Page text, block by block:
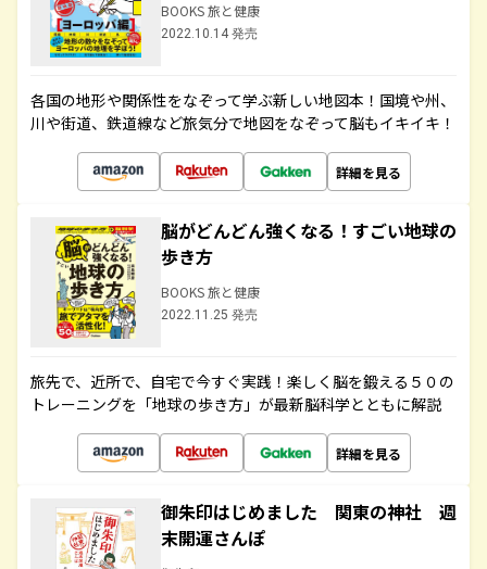
BOOKS 旅と健康
2022.10.14 発売
各国の地形や関係性をなぞって学ぶ新しい地図本！国境や州、
川や街道、鉄道線など旅気分で地図をなぞって脳もイキイキ！
詳細を見る
脳がどんどん強くなる！すごい地球の
歩き方
BOOKS 旅と健康
2022.11.25 発売
旅先で、近所で、自宅で今すぐ実践！楽しく脳を鍛える５０の
トレーニングを「地球の歩き方」が最新脳科学とともに解説
詳細を見る
御朱印はじめました 関東の神社 週
末開運さんぽ